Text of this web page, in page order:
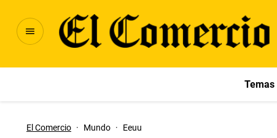
Temas
El Comercio · Mundo · Eeuu